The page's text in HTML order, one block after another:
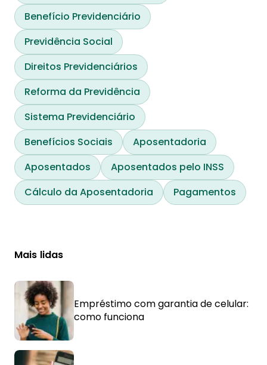
Benefício Previdenciário
Previdência Social
Direitos Previdenciários
Reforma da Previdência
Sistema Previdenciário
Benefícios Sociais
Aposentadoria
Aposentados
Aposentados pelo INSS
Cálculo da Aposentadoria
Pagamentos
Mais lidas
Empréstimo com garantia de celular:
como funciona